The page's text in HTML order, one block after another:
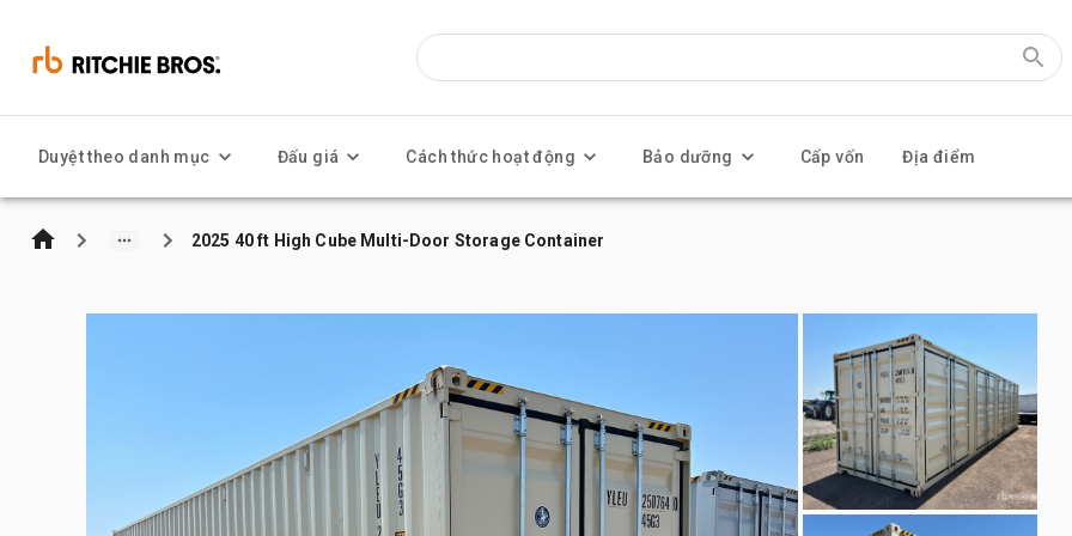
Duyệt theo danh mục Đấu giá Cách thức hoạt động Bảo dưỡng Cấp vốn Địa điểm
2025 40 ft High Cube Multi-Door Storage Container